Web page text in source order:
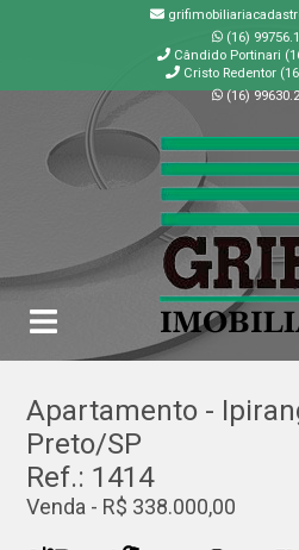
(16)
Cândido Portinari
Cristo Redentor
(16)
Apartamento -
Preto/SP
Ref.: 1414
Venda - R$ 338.000,00